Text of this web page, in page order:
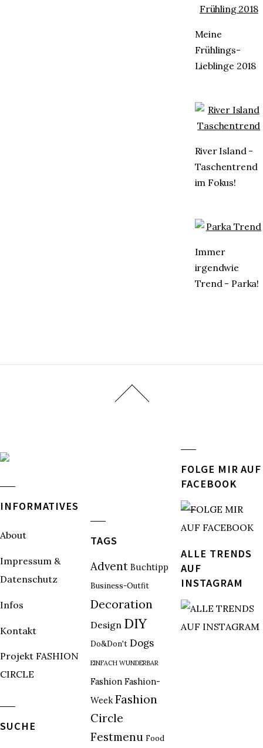
Meine
Frühlings-
Lieblinge 2018
River Island -
Taschentrend
im Fokus!
Immer
irgendwie
Trend - Parka!
INFORMATIVES
About
Impressum &
Datenschutz
Infos
Kontakt
Projekt FASHION
CIRCLE
SUCHE
TAGS
Advent Buchtipp
Business-Outfit
Decoration
Design DIY
Do&Don't Dogs
EINFACH WUNDERBAR
Fashion Fashion-
Week Fashion
Circle
Festmenu Food
FOLGE MIR AUF
FACEBOOK
ALLE TRENDS
AUF
INSTAGRAM